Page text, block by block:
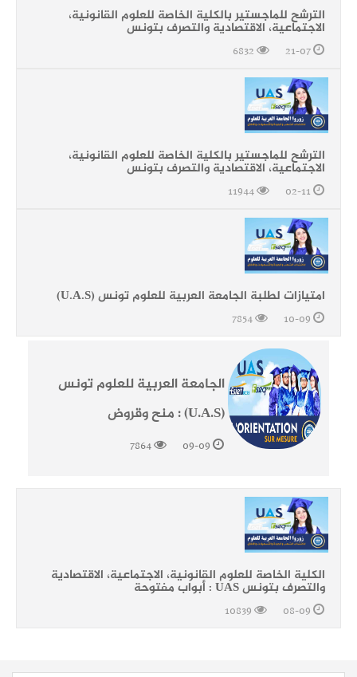
الترشح للماجستير بالكلية الخاصة للعلوم القانونية،
الاجتماعية، الاقتصادية والتصرف بتونس
الترشح للماجستير بالكلية الخاصة للعلوم القانونية،
الاجتماعية، الاقتصادية والتصرف بتونس
امتيازات لطلبة الجامعة العربية للعلوم تونس (U.A.S)
الجامعة العربية للعلوم تونس
(U.A.S) : منح وقروض
7864
الكلية الخاصة للعلوم القانونية، الاجتماعية، الاقتصادية
والتصرف بتونس UAS : أبواب مفتوحة